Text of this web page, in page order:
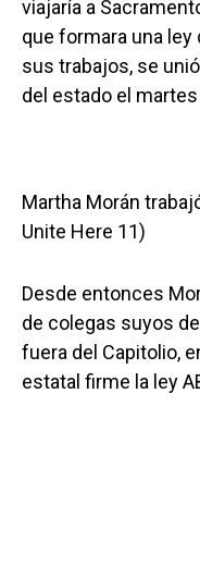
viajaría a
que formara una
sus trabajos, se
del estado el
Martha Morán
Unite Here 11)
Desde entonces
de colegas suyos
fuera del Capitolio,
estatal firme la ley